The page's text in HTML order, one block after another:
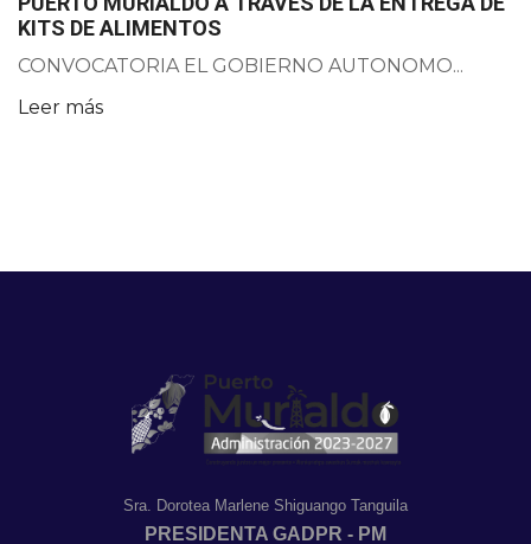
KITS DE ALIMENTOS
CONVOCATORIA EL GOBIERNO AUTONOMO...
Leer más
Sra. Dorotea Marlene Shiguango Tanguila
PRESIDENTA GADPR - PM